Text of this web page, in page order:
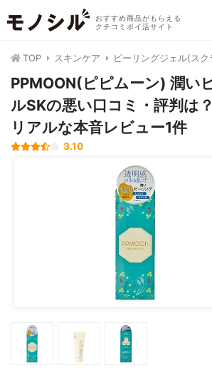
おすすめ商品がもらえる
クチコミポイ活サイト
TOP スキンケア ピーリングジェル(ス
PPMOON(ピピムーン) 潤い
ルSKの悪い口コミ・評判は
リアルな本音レビュー1件
3.10